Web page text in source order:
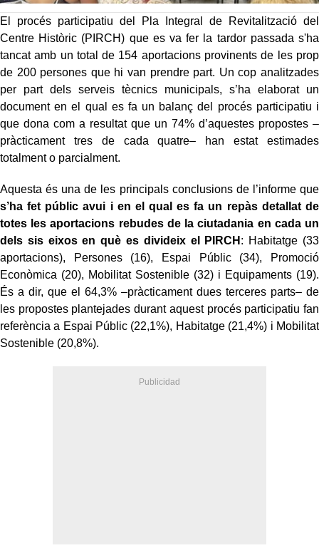
El procés participatiu del Pla Integral de Revitalització del
Centre Històric (PIRCH) que es va fer la tardor passada s'ha
tancat amb un total de 154 aportacions provinents de les prop
de 200 persones que hi van prendre part. Un cop analitzades
per part dels serveis tècnics municipals, s’ha elaborat un
document en el qual es fa un balanç del procés participatiu i
que dona com a resultat que un 74% d’aquestes propostes –
pràcticament tres de cada quatre– han estat estimades
totalment o parcialment.
Aquesta és una de les principals conclusions de l’informe que
s’ha fet públic avui i en el qual es fa un repàs detallat de
totes les aportacions rebudes de la ciutadania en cada un
dels sis eixos en què es divideix el PIRCH : Habitatge (33
aportacions), Persones (16), Espai Públic (34), Promoció
Econòmica (20), Mobilitat Sostenible (32) i Equipaments (19).
És a dir, que el 64,3% –pràcticament dues terceres parts– de
les propostes plantejades durant aquest procés participatiu fan
referència a Espai Públic (22,1%), Habitatge (21,4%) i Mobilitat
Sostenible (20,8%).